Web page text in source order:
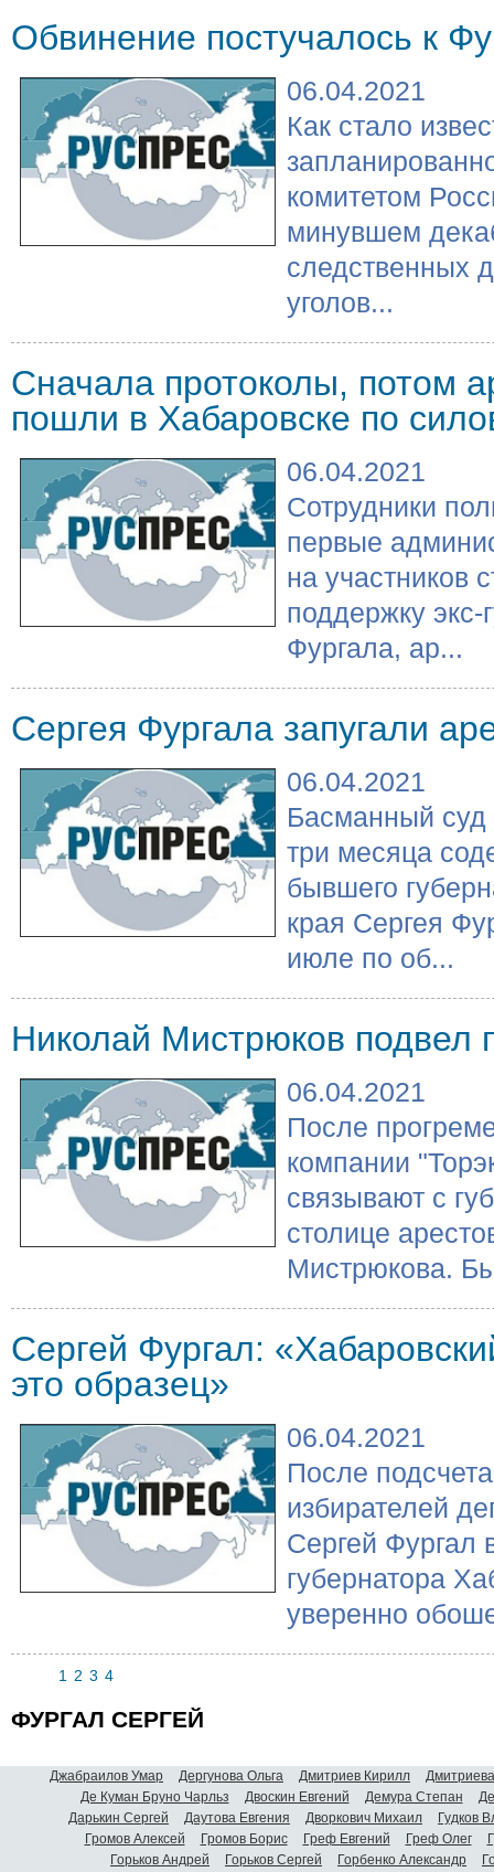
Обвинение постучалось к
06.04.2021
Как стало
комитетом
минувшем
следственных
уголов...
Сначала протоколы, потом
пошли в Хабаровске по
06.04.2021
Сотрудники
первые
на участников
поддержку экс-
Фургала, ар...
Сергея Фургала запугали
06.04.2021
Басманный суд
три месяца
бывшего
края Сергея
июле по об...
Николай Мистрюков подвел
06.04.2021
После
компании
связывают с
столице
Мистрюкова.
Сергей Фургал:
это образец»
06.04.2021
После
избирателей
Сергей Фургал
губернатора
уверенно
1 2 3 4
ФУРГАЛ СЕРГЕЙ
Джабраилов Умар Дергунова Ольга Дмитриев Кирилл
Де Куман Бруно Чарльз
Двоскин Евгений Демура Степан
Дарькин Сергей
Даутова Евгения Дворкович Михаил
Гудков
Громов Алексей
Громов Борис Греф Евгений Греф Олег
Горьков Андрей
Горьков Сергей Горбенко Александр